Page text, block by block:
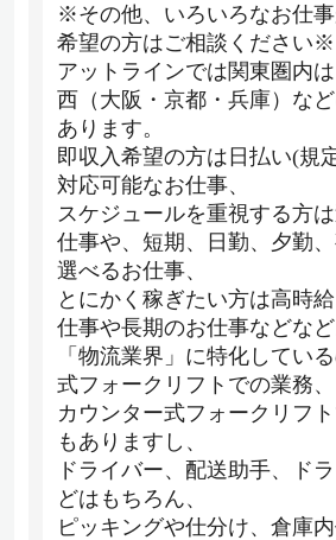
※その他、いろいろなお仕事
希望の方はご相談ください※
アットラインでは関東圏内
西（大阪・京都・兵庫）な
あります。
即収入希望の方は日払い(規
対応可能なお仕事、
スケジュールを重視する方
仕事や、短期、日勤、夕勤
選べるお仕事、
とにかく稼ぎたい方は高時
仕事や長期のお仕事などなど
「物流業界」に特化してい
式フォークリフトでの業務、
カウンター式フォークリフ
もありますし、
ドライバー、配送助手、ド
どはもちろん、
ピッキングや仕分け、倉庫